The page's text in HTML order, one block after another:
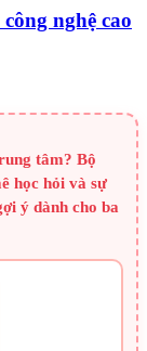
nghệ cao
tâm? Bộ
học hỏi và sự
ý dành cho ba